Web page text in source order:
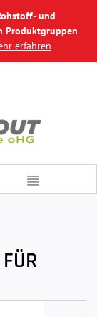
und
Produktgruppen
erfahren